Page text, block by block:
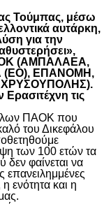
Τούμπας, μέσω
αυτάρκη,
για την
(ΑΜΠΑΛΑΕΑ,
(ΕΟ), ΕΠΑΝΟΜΗ,
ΧΡΥΣΟΥΠΟΛΗΣ).
Ερασιτέχνη τις
ΠΑΟΚ που
του Δικεφάλου
των 100 ετών τα
δεν φαίνεται να
επανειλημμένες
ενότητα και η